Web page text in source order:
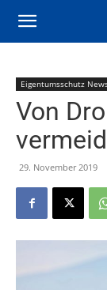
Eigentumsschutz
Von
29. November 2019